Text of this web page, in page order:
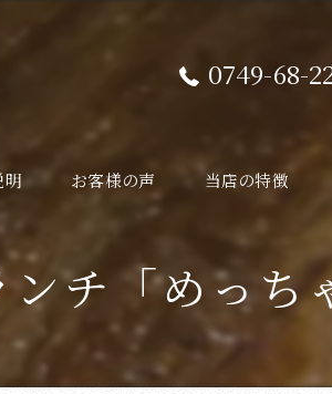
0749-68-
明 お客様の声 当店の特徴
ランチ
チ「めっち